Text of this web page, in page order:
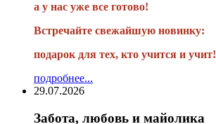
а у нас уже все готово!
Встречайте свежайшую новинку:
подарок для тех, кто учится и учит!
подробнее...
29.07.2026
Забота, любовь и майолика